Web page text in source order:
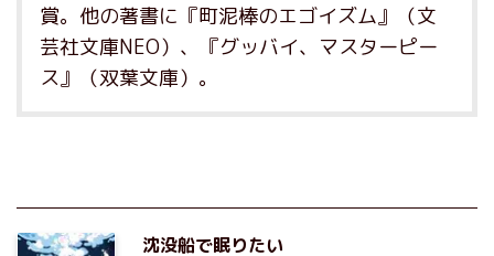
賞。他の著書に『町泥棒のエゴイズム』（文
芸社文庫NEO）、『グッバイ、マスターピー
ス』（双葉文庫）。
沈没船で眠りたい